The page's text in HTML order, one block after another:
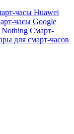
часы Huawei
часы Google
Смарт-
для смарт-часов